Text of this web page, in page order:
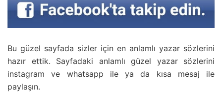
Bu güzel sayfada sizler için en anlamlı yazar sözlerini
hazır ettik. Sayfadaki anlamlı güzel yazar sözlerini
instagram ve whatsapp ile ya da kısa mesaj ile
paylaşın.